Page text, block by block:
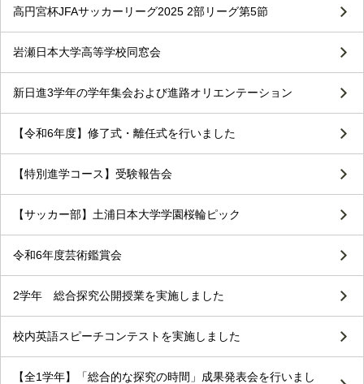
高円宮杯JFAサッカーリーグ2025 2部リーグ第5節
岩瀬日本大学高等学校同窓会
新日進3学年の学年集会および進路オリエンテーション
【令和6年度】修了式・離任式を行いました
【特別進学コース】受験報告会
【サッカー部】土浦日本大学学園桜輪ピック
令和6年度芸術鑑賞会
2学年 総合探究公開授業を実施しました
校内英語スピーチコンテストを実施しました
【全1学年】「総合的な探究の時間」成果発表会を行いまし